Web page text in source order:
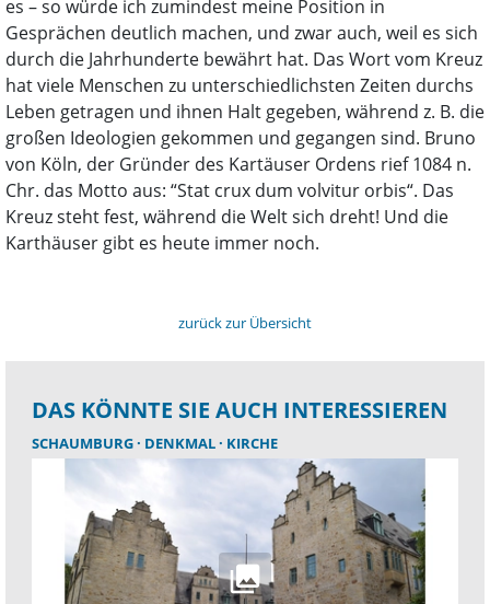
es – so würde ich zumindest meine Position in
Gesprächen deutlich machen, und zwar auch, weil es sich
durch die Jahrhunderte bewährt hat. Das Wort vom Kreuz
hat viele Menschen zu unterschiedlichsten Zeiten durchs
Leben getragen und ihnen Halt gegeben, während z. B. die
großen Ideologien gekommen und gegangen sind. Bruno
von Köln, der Gründer des Kartäuser Ordens rief 1084 n.
Chr. das Motto aus: “Stat crux dum volvitur orbis“. Das
Kreuz steht fest, während die Welt sich dreht! Und die
Karthäuser gibt es heute immer noch.
zurück zur Übersicht
DAS KÖNNTE SIE AUCH INTERESSIEREN
SCHAUMBURG DENKMAL KIRCHE